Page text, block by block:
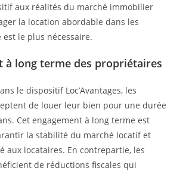
aux réalités du marché immobilier
la location abordable dans les
le plus nécessaire.
à long terme des propriétaires
le dispositif Loc’Avantages, les
de louer leur bien pour une durée
Cet engagement à long terme est
la stabilité du marché locatif et
aux locataires. En contrepartie, les
de réductions fiscales qui